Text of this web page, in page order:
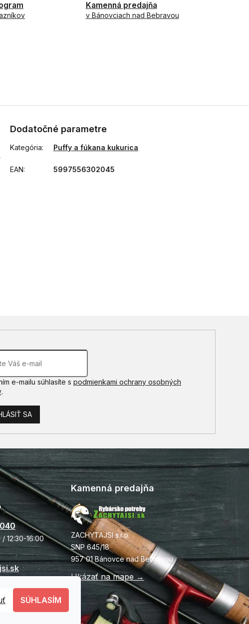
SÚHLASÍM
Kamenná predajňa
v Bánovciach nad Bebravou
Dodatočné parametre
Kategória: Puffy a fúkana kukurica
EAN: 5997556302045
e-mailu súhlasíte s podmienkami ochrany osobných
.
SA
/ 12:30-16:00
Kamenná predajňa
ZACHYTAJSI s.r.o.
SNP 645/18
957 01 Bánovce nad Bebravou
Ukázať na mape →